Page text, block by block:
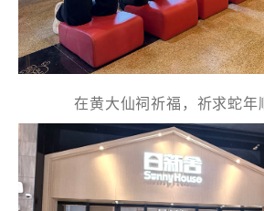
國家/地區
感興趣範疇(可多選)*
1.租務資訊 ​​
2.住客活動及福利
在黄大仙祠祈福，祈求蛇年